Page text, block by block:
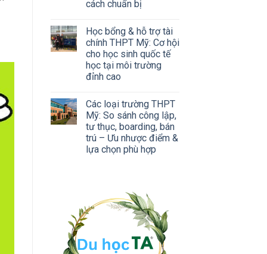
cách chuẩn bị
Học bổng & hỗ trợ tài
chính THPT Mỹ: Cơ hội
cho học sinh quốc tế
học tại môi trường
đỉnh cao
Các loại trường THPT
Mỹ: So sánh công lập,
tư thục, boarding, bán
trú – Ưu nhược điểm &
lựa chọn phù hợp